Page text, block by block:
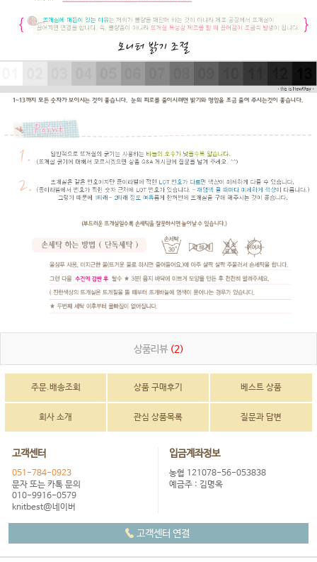
상품리뷰 (2)
주문.배송조회 상품 구매후기 베스트 상품
회사 소개 관심 상품목록 질문과 답변
고객센터
051-784-0923
문자 또는 카톡 문의
010-9916-0579
knitbest@네이버
입금계좌정보
농협 121078-56-053838
예금주 : 김명옥
고객센터 연결